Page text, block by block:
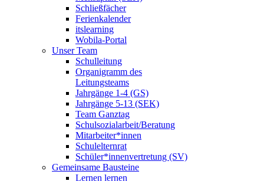
Schließfächer
Ferienkalender
itslearning
Wobila-Portal
Unser Team
Schulleitung
Organigramm des
Leitungsteams
Jahrgänge 1-4 (GS)
Jahrgänge 5-13 (SEK)
Team Ganztag
Schulsozialarbeit/Beratung
Mitarbeiter*innen
Schulelternrat
Schüler*innenvertretung (SV)
Gemeinsame Bausteine
Lernen lernen